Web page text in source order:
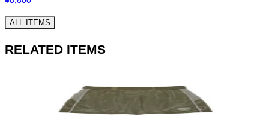
ALL ITEMS
RELATED ITEMS